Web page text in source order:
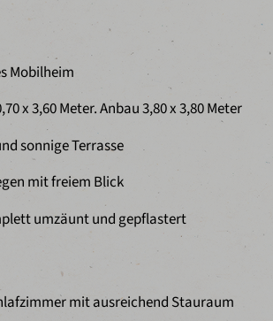
Mobilheim
x 3,60 Meter. Anbau 3,80 x 3,80 Meter
sonnige Terrasse
mit freiem Blick
umzäunt und gepflastert
mit ausreichend Stauraum